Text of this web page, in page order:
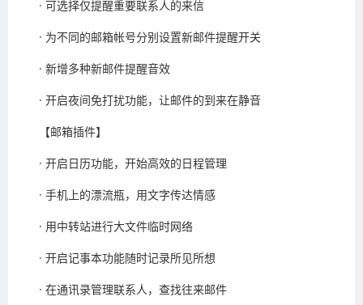
· 可选择仅提醒重要联系人的来信
· 为不同的邮箱帐号分别设置新邮件提醒开关
· 新增多种新邮件提醒音效
· 开启夜间免打扰功能，让邮件的到来在静音
【邮箱插件】
· 开启日历功能，开始高效的日程管理
· 手机上的漂流瓶，用文字传达情感
· 用中转站进行大文件临时网络
· 开启记事本功能随时记录所见所想
· 在通讯录管理联系人，查找往来邮件